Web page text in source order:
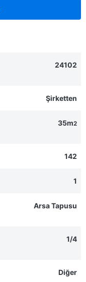
24102
Şirketten
35m2
142
1
Arsa Tapusu
1/4
Diğer